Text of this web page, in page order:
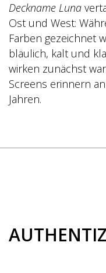
Deckname Luna
Ost und West:
Farben gezeichnet
bläulich, kalt und
wirken zunächst
Screens erinnern
Jahren.